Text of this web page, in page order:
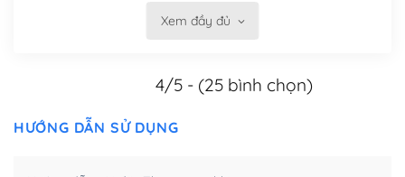
Xem đầy đủ
4/5 - (25 bình chọn)
HƯỚNG DẪN SỬ DỤNG